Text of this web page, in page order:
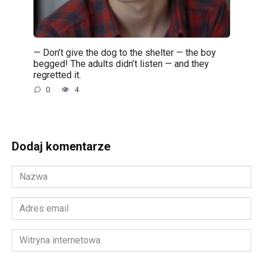
— Don’t give the dog to the shelter — the boy
begged! The adults didn’t listen — and they
regretted it.
0 4
Dodaj komentarze
Nazwa
*
Adres
email
*Witryna
internetowa